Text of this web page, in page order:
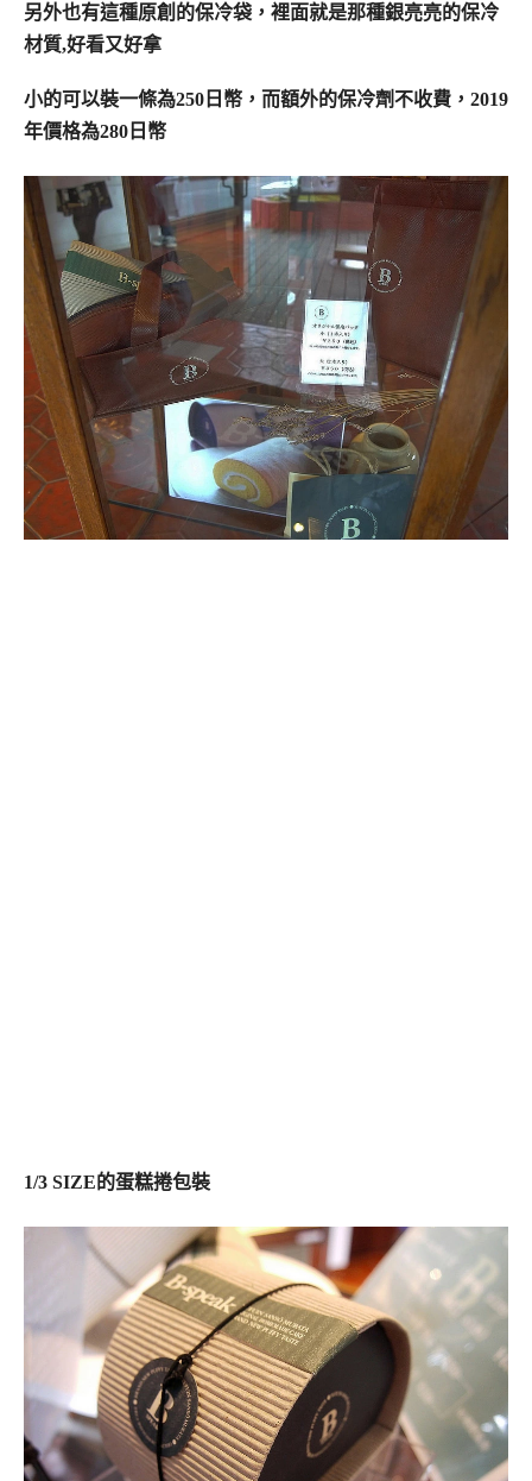
另外也有這種原創的保冷袋， 裡面就是那種銀亮亮的保冷
材質,好看又好拿
小的可以裝一條為250日幣， 而額外的保冷劑不收費，2019
年價格為280日幣
1/3 SIZE的蛋糕捲包裝